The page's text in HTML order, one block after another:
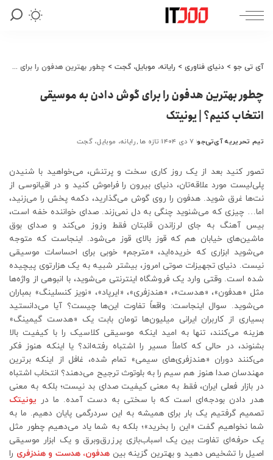
آی تی جو > دنیای فناوری > رایانه، موبایل، گجت > چطور بهترین هدفون را برای گوش دادن به موسیقی انتخاب کنیم؟ | یونیتک
چطور بهترین هدفون را برای گوش دادن به موسیقی
انتخاب کنیم؟ | یونیتک
ارسال
توسط
تیم تحریریه آی‌تی‌جو ۷ دی ۱۴۰۴ تازه ها رایانه، موبایل، گجت
تصور کنید بعد از یک روز کاری سخت و پرتنش، می‌خواهید با شنیدن
پلی‌لیست مورد علاقه‌تان، دنیای بیرون را فراموش کنید و در اقیانوسی از
نت‌ها غرق شوید. هدفون را روی گوش می‌گذارید، دکمه پخش را می‌زنید،
اما… چیزی که می‌شنوید چنگی به دل نمی‌زند. صدای خواننده خفه است،
بیس آهنگ به جای لرزاندن قلبتان فقط وزوز می‌کند و صدای بوق
ماشین‌های خیابان هم که قوز بالای قوز می‌شود. اینجاست که متوجه
می‌شوید ابزاری که خریده‌اید، «مترجم» خوبی برای احساسات موسیقی
نیست. دنیای تجهیزات صوتی امروز، بیشتر شبیه به یک هزارتوی پیچیده
شده است. وقتی وارد یک فروشگاه اینترنتی می‌شوید، با انبوهی از واژه‌ها
مثل «هدفون»، «هدست»، «هندزفری»، «ایرپاد»، «نویز کنسلینگ» بمباران
می‌شوید. سوال اینجاست: واقعاً تفاوت این‌ها چیست؟ آیا می‌دانستید
بسیاری از کاربران ایرانی میلیون‌ها تومان بابت یک «هدست گیمینگ»
هزینه می‌کنند، تنها به امید اینکه موسیقی کلاسیک را با کیفیت بالا
بشنوند، در حالی که کاملاً مسیر را اشتباه رفته‌اند؟ یا اینکه هنوز فکر
می‌کنند دوران «هندزفری‌های سیمی» تمام شده، غافل از اینکه برترین
مهندسان صدا هنوز هم سیم را به بلوتوث ترجیح می‌دهند؟ انتخاب اشتباه
در بازار فعلی ایران، فقط به معنی کیفیت صدای بد نیست؛ بلکه به معنی
هدر دادن بودجه‌ای است که با سختی به دست آمده. ما در یونیتک
تصمیم گرفتیم یک بار برای همیشه به این سردرگمی پایان دهیم. ما به
شما نخواهیم گفت «این را بخرید»؛ بلکه به شما یاد می‌دهیم چطور مثل
یک حرفه‌ای تفاوت بین یک اسباب‌بازی پرزرق‌وبرق و یک ابزار موسیقی
اصیل را تشخیص دهید و بهترین گزینه بین هدفون، هدست و هندزفری را